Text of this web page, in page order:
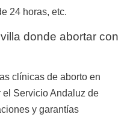
24 horas, etc.
donde abortar con
clínicas de aborto en
Servicio Andaluz de
y garantías